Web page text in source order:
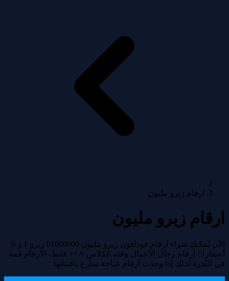
ارقام زيرو مليون
ارقام زيرو مليون
الآن يُمكنك شراء ارقام فودافون زيرو مليون 01000000 زيرو 1 و 6
أصفار!!! أرقام رجال الأعمال وفئة الكلاس A++ فقط، الأرقام قمة
في النُدرة لذلك إذا وجدت أرقام مُتاحة سارع باقتنائها.